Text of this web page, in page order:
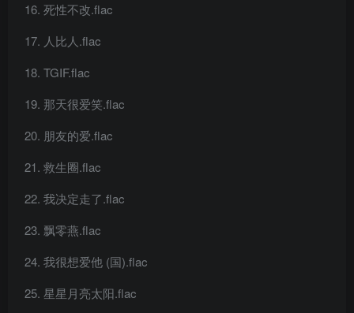
死性不改.flac
人比人.flac
TGIF.flac
那天很爱笑.flac
朋友的爱.flac
救生圈.flac
我决定走了.flac
飘零燕.flac
我很想爱他 (国).flac
星星月亮太阳.flac